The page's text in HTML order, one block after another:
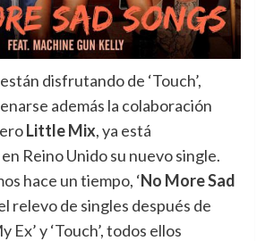
disfrutando de ‘Touch’,
además la colaboración
Little Mix, ya está
Reino Unido su nuevo single.
hace un tiempo, ‘No More Sad
relevo de singles después de
Ex’ y ‘Touch’, todos ellos